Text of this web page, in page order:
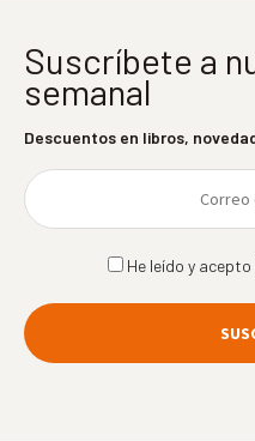
Suscríbete a
semanal
Descuentos en libros,
He leído y acepto